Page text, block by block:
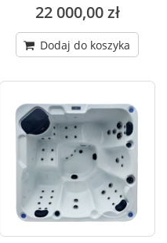
22 000,00 zł
Dodaj do koszyka